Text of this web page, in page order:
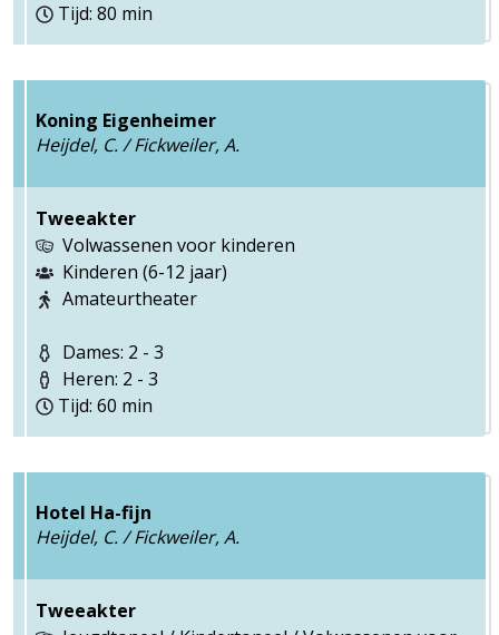
Tijd: 80 min
Koning Eigenheimer
Heijdel, C. / Fickweiler, A.
Tweeakter
Volwassenen voor kinderen
Kinderen (6-12 jaar)
Amateurtheater
Dames: 2 - 3
Heren: 2 - 3
Tijd: 60 min
Hotel Ha-fijn
Heijdel, C. / Fickweiler, A.
Tweeakter